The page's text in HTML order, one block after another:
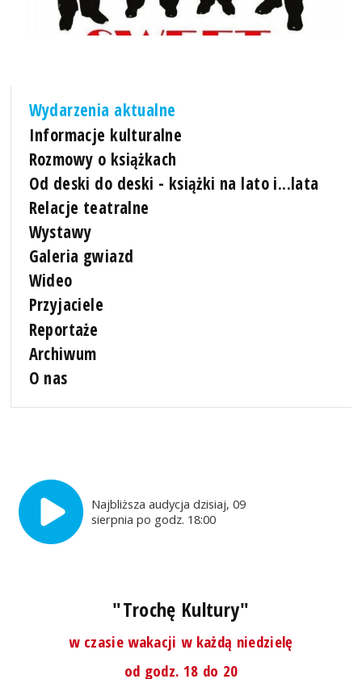
Wydarzenia aktualne
Informacje kulturalne
Rozmowy o książkach
Od deski do deski - książki na lato i...lata
Relacje teatralne
Wystawy
Galeria gwiazd
Wideo
Przyjaciele
Reportaże
Archiwum
O nas
Najbliższa audycja dzisiaj, 09
sierpnia po godz. 18:00
"Trochę Kultury"
w czasie wakacji w każdą niedzielę
od godz. 18 do 20